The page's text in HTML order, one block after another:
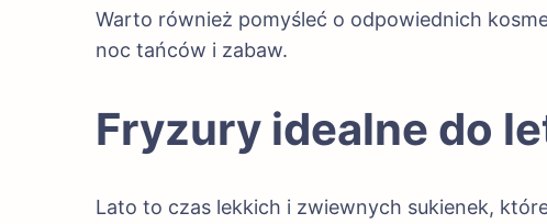
Warto również pomyśleć o odpowiednich
noc tańców i zabaw.
Fryzury idealne do
Lato to czas lekkich i zwiewnych sukienek,